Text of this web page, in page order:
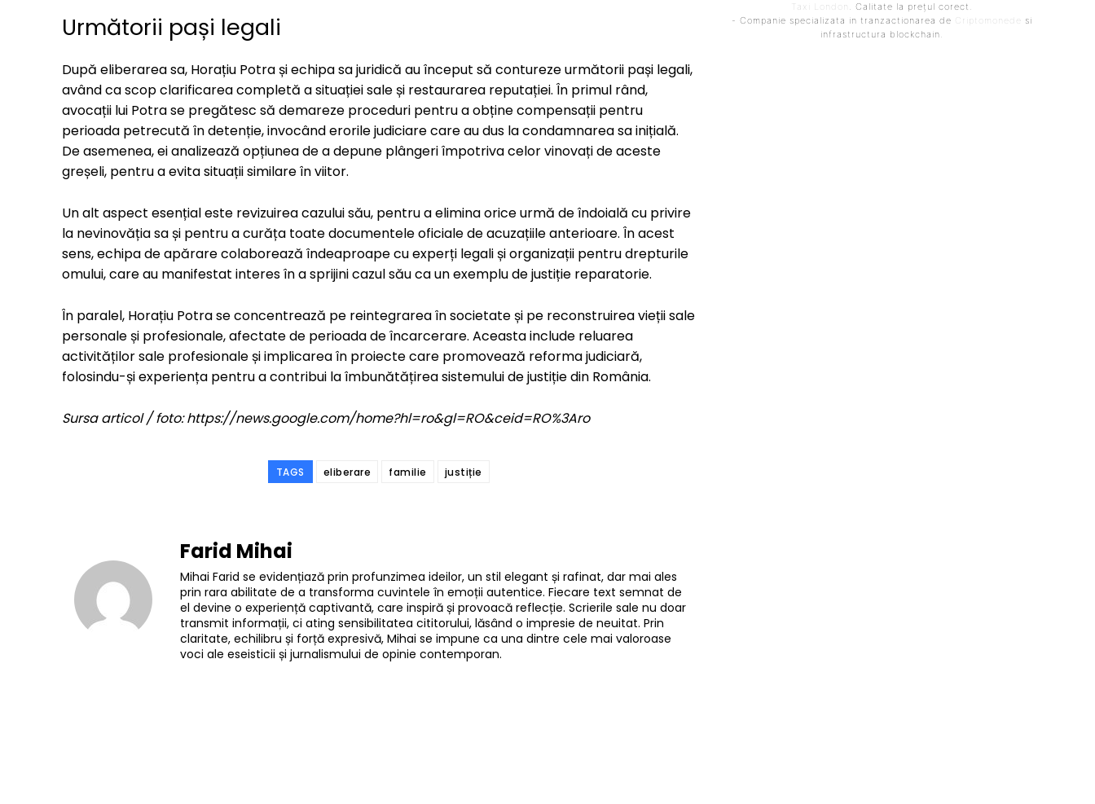
Următorii pași legali
După eliberarea sa, Horațiu Potra și echipa sa juridică au început să contureze următorii pași legali,
având ca scop clarificarea completă a situației sale și restaurarea reputației. În primul rând,
avocații lui Potra se pregătesc să demareze proceduri pentru a obține compensații pentru
perioada petrecută în detenție, invocând erorile judiciare care au dus la condamnarea sa inițială.
De asemenea, ei analizează opțiunea de a depune plângeri împotriva celor vinovați de aceste
greșeli, pentru a evita situații similare în viitor.
Un alt aspect esențial este revizuirea cazului său, pentru a elimina orice urmă de îndoială cu privire
la nevinovăția sa și pentru a curăța toate documentele oficiale de acuzațiile anterioare. În acest
sens, echipa de apărare colaborează îndeaproape cu experți legali și organizații pentru drepturile
omului, care au manifestat interes în a sprijini cazul său ca un exemplu de justiție reparatorie.
În paralel, Horațiu Potra se concentrează pe reintegrarea în societate și pe reconstruirea vieții sale
personale și profesionale, afectate de perioada de încarcerare. Aceasta include reluarea
activităților sale profesionale și implicarea în proiecte care promovează reforma judiciară,
folosindu-și experiența pentru a contribui la îmbunătățirea sistemului de justiție din România.
Sursa articol / foto: https://news.google.com/home?hl=ro&gl=RO&ceid=RO%3Aro
TAGS eliberare familie justiție
Farid Mihai
Mihai Farid se evidențiază prin profunzimea ideilor, un stil elegant și rafinat, dar mai ales
prin rara abilitate de a transforma cuvintele în emoții autentice. Fiecare text semnat de
el devine o experiență captivantă, care inspiră și provoacă reflecție. Scrierile sale nu doar
transmit informații, ci ating sensibilitatea cititorului, lăsând o impresie de neuitat. Prin
claritate, echilibru și forță expresivă, Mihai se impune ca una dintre cele mai valoroase
voci ale eseisticii și jurnalismului de opinie contemporan.
Taxi London . Calitate la prețul corect.
- Companie specializata in tranzactionarea de
Criptomonede
si
infrastructura blockchain.